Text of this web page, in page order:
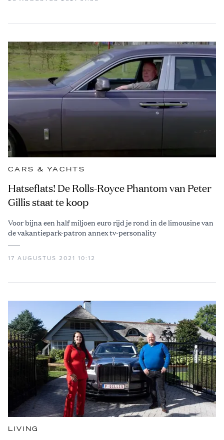
CARS & YACHTS
Hatseflats! De Rolls-Royce Phantom van Peter
Gillis staat te koop
Voor bijna een half miljoen euro rijd je rond in de limousine van
de vakantiepark-patron annex tv-personality
17 AUGUSTUS 2021 10:12
LIVING